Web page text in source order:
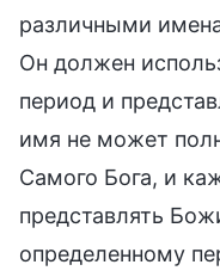
различными
Он должен
период и
имя не может
Самого Бога, и
представлять
определенному